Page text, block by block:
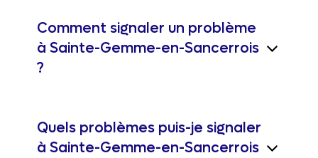
Comment signaler un problème
à Sainte-Gemme-en-Sancerrois
?
Quels problèmes puis-je signaler
à Sainte-Gemme-en-Sancerrois